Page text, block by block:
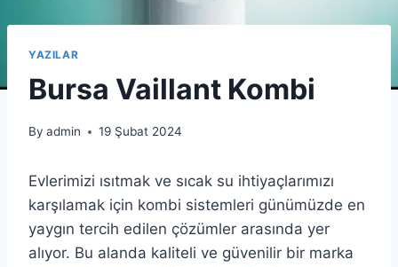
YAZILAR
Bursa Vaillant Kombi
By admin 19 Şubat 2024
Evlerimizi ısıtmak ve sıcak su ihtiyaçlarımızı
karşılamak için kombi sistemleri günümüzde en
yaygın tercih edilen çözümler arasında yer
alıyor. Bu alanda kaliteli ve güvenilir bir marka